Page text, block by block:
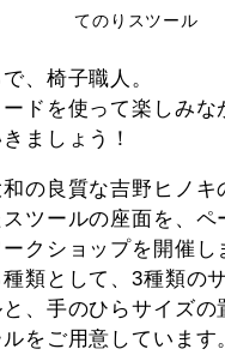
てのりスツール
、椅子職人。
ドを使って楽しみな
ましょう！
の良質な吉野ヒノキ
ツールの座面を、ペ
クショップを開催し
類として、3種類の
、手のひらサイズの
をご用意しています